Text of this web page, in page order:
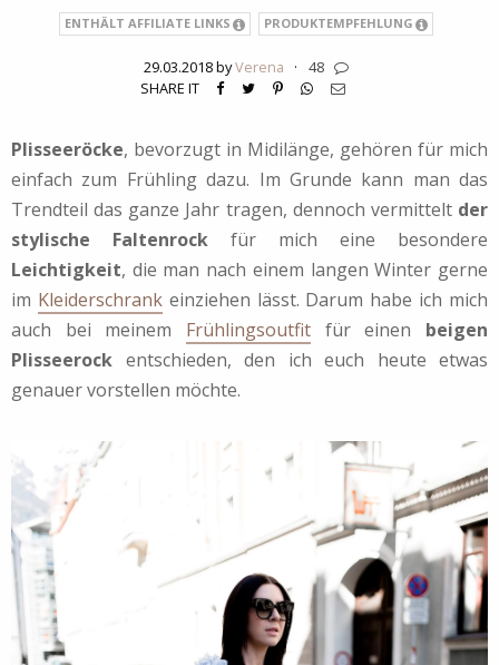
ENTHÄLT AFFILIATE LINKS PRODUKTEMPFEHLUNG
29.03.2018 byVerena ·
48
SHARE IT
Plisseeröcke, bevorzugt in Midilänge, gehören für mich
einfach zum Frühling dazu. Im Grunde kann man das
Trendteil das ganze Jahr tragen, dennoch vermittelt der
stylische Faltenrock für mich eine besondere
Leichtigkeit, die man nach einem langen Winter gerne
im Kleiderschrankeinziehen lässt. Darum habe ich mich
auch bei meinem Frühlingsoutfit für einen beigen
Plisseerock entschieden, den ich euch heute etwas
genauer vorstellen möchte.